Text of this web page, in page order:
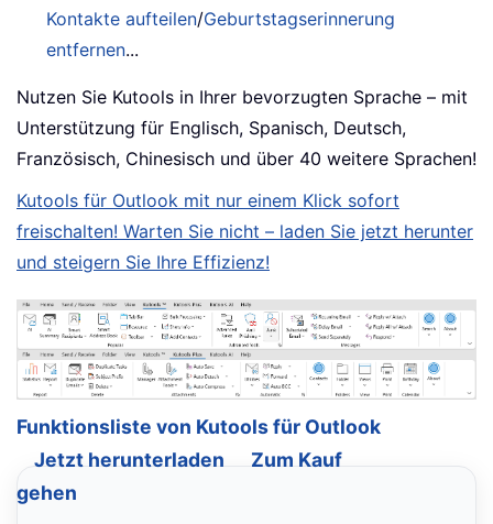
Kontakte aufteilen/Geburtstagserinnerung
entfernen...
Nutzen Sie Kutools in Ihrer bevorzugten Sprache – mit
Unterstützung für Englisch, Spanisch, Deutsch,
Französisch, Chinesisch und über 40 weitere Sprachen!
Kutools für Outlook mit nur einem Klick sofort
freischalten! Warten Sie nicht – laden Sie jetzt herunter
und steigern Sie Ihre Effizienz!
Funktionsliste von Kutools für Outlook
Jetzt herunterladen
Zum Kauf
gehen